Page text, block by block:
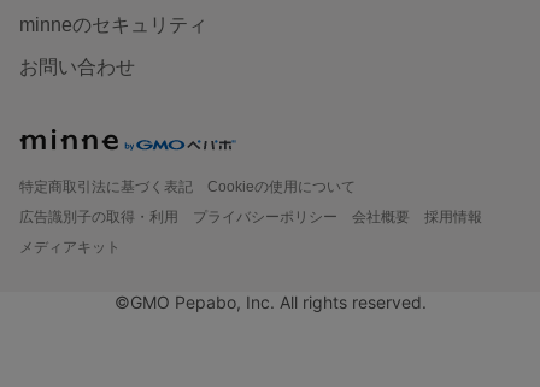
minneのセキュリティ
お問い合わせ
特定商取引法に基づく表記
Cookieの使用について
広告識別子の取得・利用
プライバシーポリシー 会社概要
採用情報
メディアキット
©GMO Pepabo, Inc. All rights reserved.